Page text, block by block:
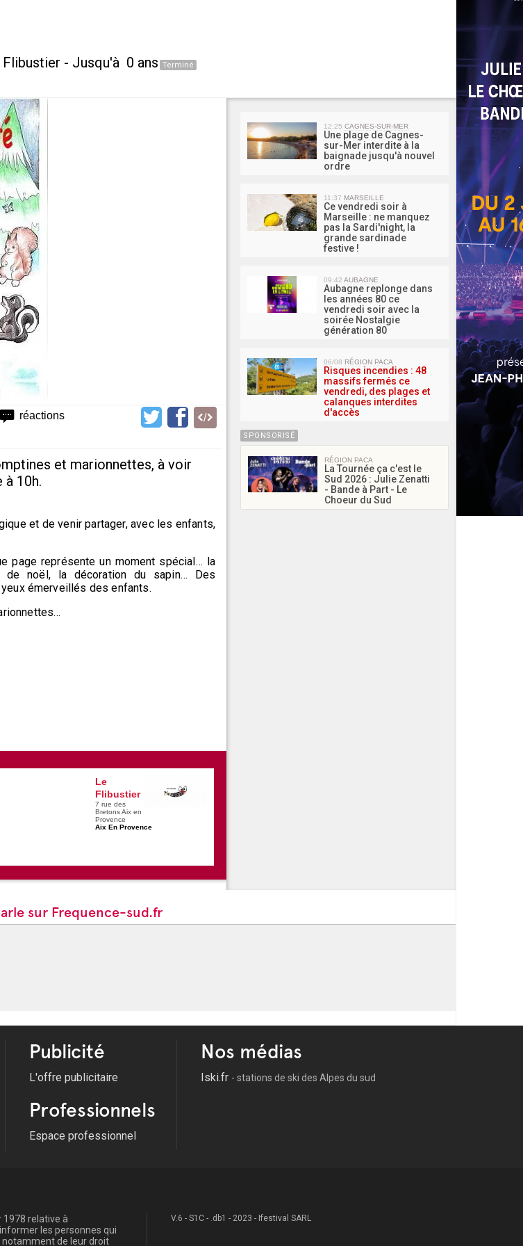
Flibustier - Jusqu'à 0 ans Terminé
réactions
et marionnettes, à voir
à 10h.
et de venir partager, avec les enfants,
page représente un moment spécial… la
de noël, la décoration du sapin… Des
émerveillés des enfants.
Le
Flibustier
7 rue des
Bretons Aix en
Provence
Aix En Provence
MA
12:25 CAGNES-SUR-MER
Une plage de Cagnes-
sur-Mer interdite à la
baignade jusqu'à nouvel
ordre
11:37 MARSEILLE
Ce vendredi soir à
Marseille : ne manquez
pas la Sardi'night, la
grande sardinade
festive !
09:42 AUBAGNE
Aubagne replonge dans
les années 80 ce
vendredi soir avec la
soirée Nostalgie
génération 80
06/08 RÉGION PACA
Risques incendies : 48
massifs fermés ce
vendredi, des plages et
calanques interdites
d'accès
SPONSORISÉ
RÉGION PACA
La Tournée ça c'est le
Sud 2026 : Julie Zenatti
- Bande à Part - Le
Choeur du Sud
sur Frequence-sud.fr
Publicité
L'offre publicitaire
Professionnels
Espace professionnel
Nos médias
Iski.fr - stations de ski des Alpes du sud
relative à
les personnes qui
de leur droit
V.6 - S1C - .db1 - 2023 - Ifestival SARL